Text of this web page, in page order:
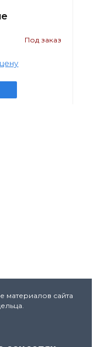
Под заказ
сайта